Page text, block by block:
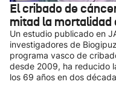
El cribado de
mitad la mortalidad
Un estudio publicado en
investigadores de
programa vasco de
desde 2009, ha reducido
los 69 años en dos